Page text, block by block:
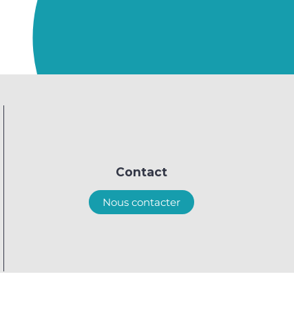
Contact
Nous contacter